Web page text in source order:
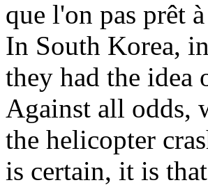
que l'on pas prêt
In South Korea,
they had the idea
Against all odds,
the helicopter
is certain, it is